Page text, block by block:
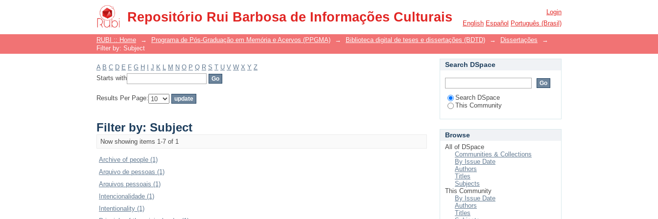
Repositório Rui Barbosa de Informações Culturais
Filter by: Subject
Login
English Español Português (Brasil)
RUBI :: Home → Programa de Pós-Graduação em Memória e Acervos (PPGMA) → Biblioteca digital de teses e dissertações (BDTD) → Dissertações
→
Filter by: Subject
A B C D E F G H J K L M N O P Q R S T U V W X Y Z
Starts with
Results Per Page:
Filter by: Subject
Now showing items 1-7 of 1
Archive of people (1)
Arquivo de pessoas (1)
Arquivos pessoais (1)
Intencionalidade (1)
Intentionality (1)
Search DSpace
Search DSpace
This Community
Browse
All of DSpace
Communities & Collections
By Issue Date
Authors
Titles
Subjects
This Community
By Issue Date
Authors
Titles